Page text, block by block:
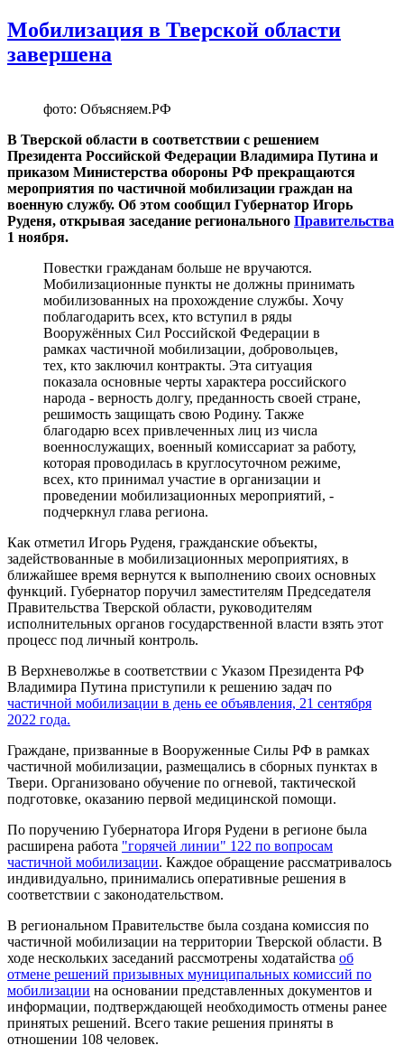
Мобилизация в Тверской области
завершена
фото: Объясняем.РФ
В Тверской области в соответствии с решением
Президента Российской Федерации Владимира Путина и
приказом Министерства обороны РФ прекращаются
мероприятия по частичной мобилизации граждан на
военную службу. Об этом сообщил Губернатор Игорь
Руденя, открывая заседание регионального Правительства
1 ноября.
Повестки гражданам больше не вручаются.
Мобилизационные пункты не должны принимать
мобилизованных на прохождение службы. Хочу
поблагодарить всех, кто вступил в ряды
Вооружённых Сил Российской Федерации в
рамках частичной мобилизации, добровольцев,
тех, кто заключил контракты. Эта ситуация
показала основные черты характера российского
народа - верность долгу, преданность своей стране,
решимость защищать свою Родину. Также
благодарю всех привлеченных лиц из числа
военнослужащих, военный комиссариат за работу,
которая проводилась в круглосуточном режиме,
всех, кто принимал участие в организации и
проведении мобилизационных мероприятий, -
подчеркнул глава региона.
Как отметил Игорь Руденя, гражданские объекты,
задействованные в мобилизационных мероприятиях, в
ближайшее время вернутся к выполнению своих основных
функций. Губернатор поручил заместителям Председателя
Правительства Тверской области, руководителям
исполнительных органов государственной власти взять этот
процесс под личный контроль.
В Верхневолжье в соответствии с Указом Президента РФ
Владимира Путина приступили к решению задач по
частичной мобилизации в день ее объявления, 21 сентября
2022 года.
Граждане, призванные в Вооруженные Силы РФ в рамках
частичной мобилизации, размещались в сборных пунктах в
Твери. Организовано обучение по огневой, тактической
подготовке, оказанию первой медицинской помощи.
По поручению Губернатора Игоря Рудени в регионе была
расширена работа "горячей линии" 122 по вопросам
частичной мобилизации. Каждое обращение рассматривалось
индивидуально, принимались оперативные решения в
соответствии с законодательством.
В региональном Правительстве была создана комиссия по
частичной мобилизации на территории Тверской области. В
ходе нескольких заседаний рассмотрены ходатайства об
отмене решений призывных муниципальных комиссий по
мобилизации на основании представленных документов и
информации, подтверждающей необходимость отмены ранее
принятых решений. Всего такие решения приняты в
отношении 108 человек.